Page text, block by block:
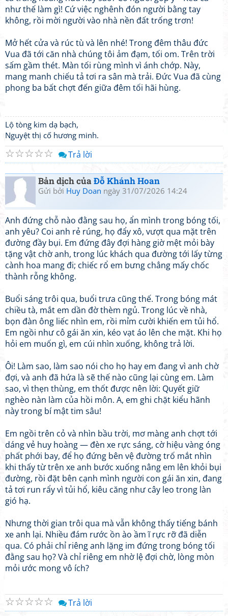
như thế làm gì! Cứ việc nghênh đón người bằng tay
không, rồi mời người vào nhà nền đất trống trơn!
Mở hết cửa và rúc tù và lên nhé! Trong đêm thâu đức
Vua đã tới căn nhà chúng tôi ảm đạm, tối om. Trên trời
sấm gầm thét. Màn tối rùng mình vì ánh chớp. Này,
mang manh chiếu tả tơi ra sân mà trải. Đức Vua đã cùng
phong ba bất chợt đến giữa đêm tối hãi hùng.
Lộ tòng kim dạ bạch,
Nguyệt thị cố hương minh.
☆
☆
☆
☆
☆ Trả lời
Bản dịch củaĐỗ Khánh Hoan
Gửi bởi Huy Doan ngày 31/07/2026 14:24
Anh đứng chỗ nào đằng sau họ, ẩn mình trong bóng tối,
anh yêu? Coi anh rẻ rúng, họ đẩy xô, vượt qua mặt trên
đường đầy bụi. Em đứng đây đợi hàng giờ mệt mỏi bày
tặng vật chờ anh, trong lúc khách qua đường tới lấy từng
cành hoa mang đi; chiếc rổ em bưng chẳng mấy chốc
thành rỗng không.
Buổi sáng trôi qua, buổi trưa cũng thế. Trong bóng mát
chiều tà, mắt em dần đờ thèm ngủ. Trong lúc về nhà,
bọn đàn ông liếc nhìn em, rồi mỉm cười khiến em tủi hổ.
Em ngồi như cô gái ăn xin, kéo vạt áo lên che mặt. Khi họ
hỏi em muốn gì, em cúi nhìn xuống, không trả lời.
Ôi! Làm sao, làm sao nói cho họ hay em đang vì anh chờ
đợi, và anh đã hứa là sẽ thế nào cũng lại cùng em. Làm
sao, vì thẹn thùng, em thốt được nên lời: Quyết giữ
nghèo nàn làm của hồi môn. A, em ghi chặt kiểu hãnh
này trong bí mật tim sâu!
Em ngồi trên cỏ và nhìn bầu trời, mơ màng anh chợt tới
dáng vẻ huy hoàng — đèn xe rực sáng, cờ hiệu vàng óng
phất phới bay, để họ đứng bên vệ đường trố mắt nhìn
khi thấy từ trên xe anh bước xuống nâng em lên khỏi bụi
đường, rồi đặt bên cạnh mình người con gái ăn xin, đang
tả tơi run rẩy vì tủi hổ, kiêu căng như cây leo trong làn
gió hạ.
Nhưng thời gian trôi qua mà vẫn không thấy tiếng bánh
xe anh lại. Nhiều đám rước ồn ào ầm ĩ rực rỡ đã diễn
qua. Có phải chỉ riêng anh lặng im đứng trong bóng tối
đằng sau họ? Và chỉ riêng em nhờ lệ đợi chờ, lòng mòn
mỏi ước mong vô ích?
☆
☆
☆
☆
☆ Trả lời